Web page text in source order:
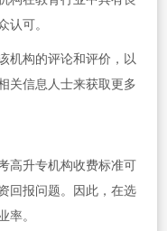
认可。
机构的评论和评价，以
关信息人士来获取更多
高升专机构收费标准可
回报问题。因此，在选
率。